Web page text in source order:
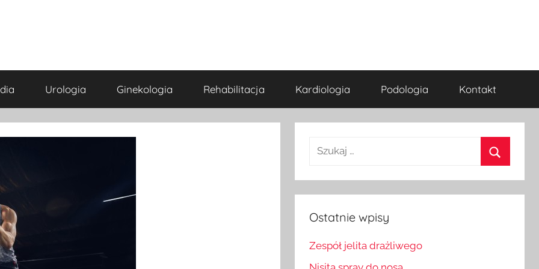
Urologia Ginekologia Rehabilitacja Kardiologia Podologia Kontakt
Szukaj:
Ostatnie wpisy
Zespół jelita drażliwego